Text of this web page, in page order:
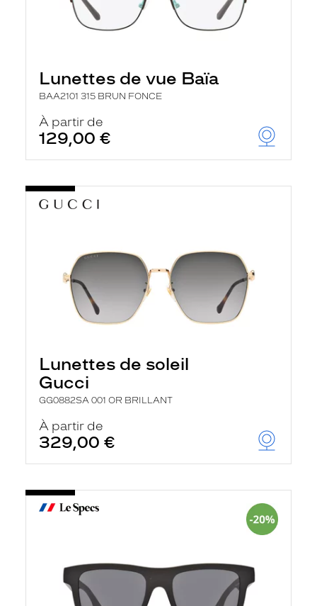
Lunettes de vue Baïa
BAA2101 315 BRUN FONCE
À partir de
129,00 €
Lunettes de soleil
Gucci
GG0882SA 001 OR BRILLANT
À partir de
329,00 €